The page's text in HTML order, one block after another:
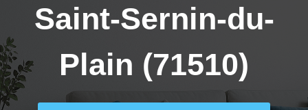
Saint-Sernin-du-
Plain (71510)